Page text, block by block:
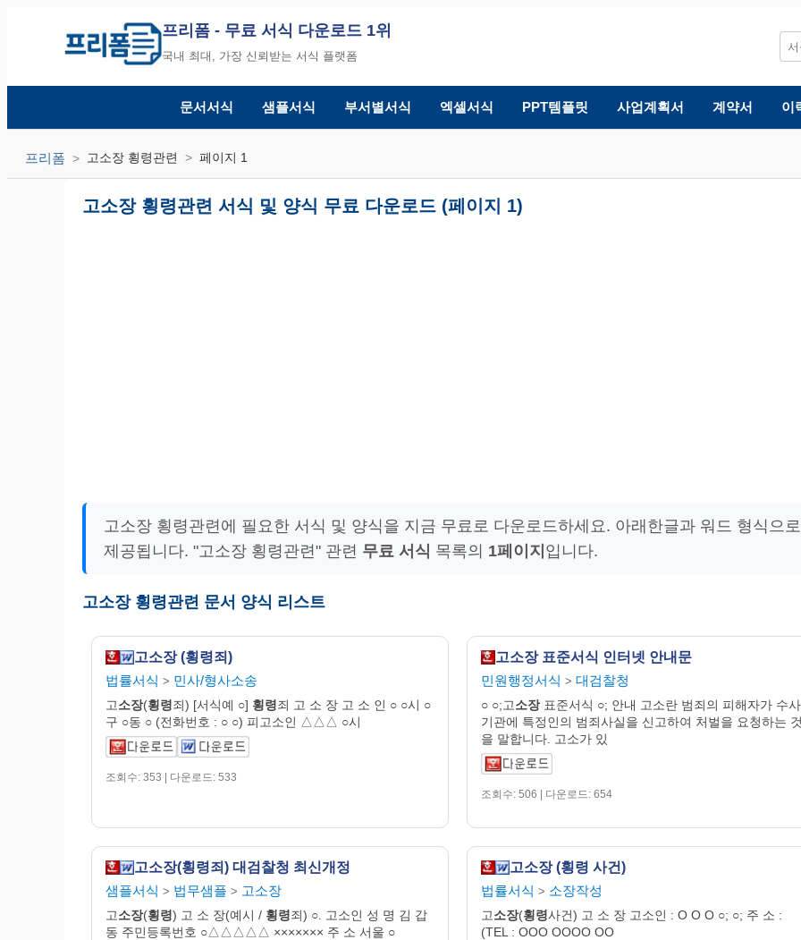
프리폼 - 무료 서식 다운로드 1위
국내 최대, 가장 신뢰받는 서식 플랫폼
문서서식 샘플서식 부서별서식 엑셀서식 PPT템플릿 사업계획서 계약서 이
프리폼 고소장 횡령관련 페이지 1
고소장 횡령관련 서식 및 양식 무료 다운로드 (페이지 1)
고소장 횡령관련에 필요한 서식 및 양식을 지금 무료로 다운로드하세요. 아래한글과 워드 형식으로
제공됩니다. "고소장 횡령관련" 관련 무료 서식 목록의 1페이지 입니다.
고소장 횡령관련 문서 양식 리스트
고소장 (횡령죄)
법률서식 > 민사/형사소송
고소장(횡령죄) [서식예 ○] 횡령죄 고 소 장 고 소 인 ○ ○시 ○
구 ○동 ○ (전화번호 : ○ ○) 피고소인 △△△ ○시
조회수: 353 | 다운로드: 533
고소장 표준서식 인터넷 안내문
민원행정서식 > 대검찰청
○ ○;고소장표준서식 ○; 안내 고소란 범죄의 피해자가 수사
기관에 특정인의 범죄사실을 신고하여 처벌을 요청하는
을 말합니다. 고소가 있
조회수: 506 | 다운로드: 654
고소장(횡령죄) 대검찰청 최신개정
샘플서식 > 법무샘플 > 고소장
고소장(횡령) 고 소 장(예시 / 횡령죄) ○. 고소인 성 명 김 갑
동 주민등록번호 ○△△△△△ ××××××× 주 소 서울 ○
고소장 (횡령 사건)
법률서식 > 소장작성
고소장(횡령사건) 고 소 장 고소인 : O O O ○; ○; 주 소 :
(TEL : OOO OOOO OO